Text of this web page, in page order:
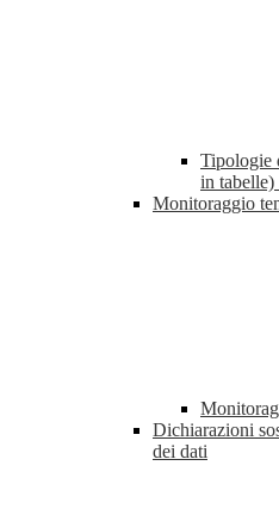
Tipologie
in tabelle)
Monitoraggio
Dichiarazioni
dei dati